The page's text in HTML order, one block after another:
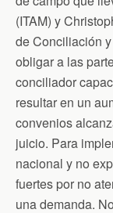
(ITAM) y
de Conciliación
obligar a las
conciliador
resultar en un
convenios
juicio. Para
nacional y no
fuertes por no
una demanda.